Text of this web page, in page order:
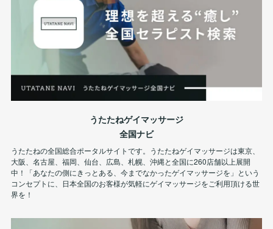
うたたねゲイマッサージ
全国ナビ
うたたねの全国総合ポータルサイトです。うたたねゲイマッサージは東京、
大阪、名古屋、福岡、仙台、広島、札幌、沖縄と全国に260店舗以上展開
中！「あなたの側にきっとある、今までなかったゲイマッサージを」という
コンセプトに、日本全国のお客様が気軽にゲイマッサージをご利用頂ける世
界を！